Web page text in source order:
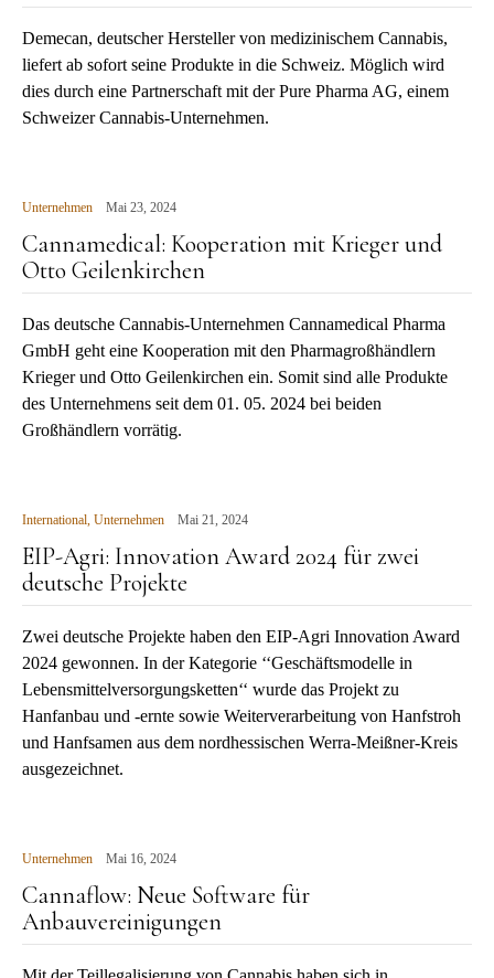
Demecan, deutscher Hersteller von medizinischem Cannabis,
liefert ab sofort seine Produkte in die Schweiz. Möglich wird
dies durch eine Partnerschaft mit der Pure Pharma AG, einem
Schweizer Cannabis-Unternehmen.
Unternehmen Mai 23, 2024
Cannamedical: Kooperation mit Krieger und
Otto Geilenkirchen
Das deutsche Cannabis-Unternehmen Cannamedical Pharma
GmbH geht eine Kooperation mit den Pharmagroßhändlern
Krieger und Otto Geilenkirchen ein. Somit sind alle Produkte
des Unternehmens seit dem 01. 05. 2024 bei beiden
Großhändlern vorrätig.
International, Unternehmen Mai 21, 2024
EIP-Agri: Innovation Award 2024 für zwei
deutsche Projekte
Zwei deutsche Projekte haben den EIP-Agri Innovation Award
2024 gewonnen. In der Kategorie ‘‘Geschäftsmodelle in
Lebensmittelversorgungsketten‘‘ wurde das Projekt zu
Hanfanbau und -ernte sowie Weiterverarbeitung von Hanfstroh
und Hanfsamen aus dem nordhessischen Werra-Meißner-Kreis
ausgezeichnet.
Unternehmen Mai 16, 2024
Cannaflow: Neue Software für
Anbauvereinigungen